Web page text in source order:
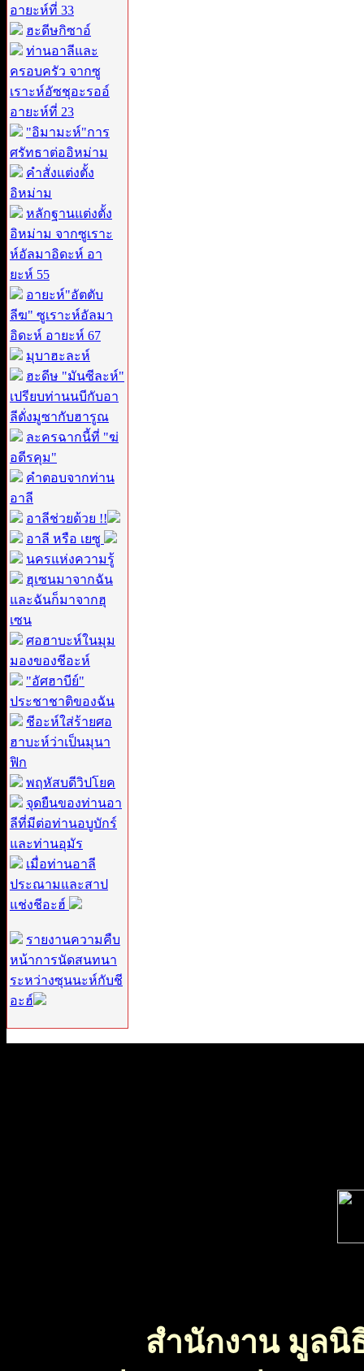
อายะห์ที่ 33
ฮะดีษกิซาอ์
ท่านอาลีและ
ครอบครัว จากซู
เราะห์อัซชุอะรออ์
อายะห์ที่ 23
"อิมามะห์"การ
ศรัทธาต่ออิหม่าม
คำสั่งแต่งตั้ง
อิหม่าม
หลักฐานแต่งตั้ง
อิหม่าม จากซูเราะ
ห์อัลมาอิดะห์ อา
ยะห์ 55
อายะห์"อัตตับ
ลีฆ" ซูเราะห์อัลมา
อิดะห์ อายะห์ 67
มุบาฮะละห์
ฮะดีษ "มันซีละห์"
เปรียบท่านนบีกับอา
ลีดั่งมูซากับฮารูณ
ละครฉากนี้ที่ "ฆ่
อดีรคุม"
คำตอบจากท่าน
อาลี
อาลีช่วยด้วย !!
อาลี หรือ เยซู
นครแห่งความรู้
ฮุเซนมาจากฉัน
และฉันก็มาจากฮุ
เซน
ศอฮาบะห์ในมุม
มองของชีอะห์
"อัศฮาบีย์"
ประชาชาติของฉัน
ชีอะห์ใส่ร้ายศอ
ฮาบะห์ว่าเป็นมุนา
ฟิก
พฤหัสบดีวิปโยค
จุดยืนของท่านอา
ลีที่มีต่อท่านอบูบักร์
และท่านอุมัร
เมื่อท่านอาลี
ประณามและสาป
แช่งชีอะฮ์
รายงานความคืบ
หน้าการนัดสนทนา
ระหว่างซุนนะห์กับชี
อะฮ์
สำนักงาน มูลนิ